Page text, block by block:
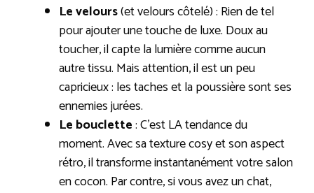
Le velours(et velours côtelé) : Rien de tel
pour ajouter une touche de luxe. Doux au
toucher, il capte la lumière comme aucun
autre tissu. Mais attention, il est un peu
capricieux : les taches et la poussière sont ses
ennemies jurées.
Le bouclette: C’est LA tendance du
moment. Avec sa texture cosy et son aspect
rétro, il transforme instantanément votre salon
en cocon. Par contre, si vous avez un chat,